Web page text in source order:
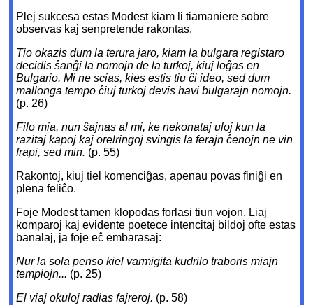
Plej sukcesa estas Modest kiam li tiamaniere sobre
observas kaj senpretende rakontas.
Tio okazis dum la terura jaro, kiam la bulgara registaro
decidis ŝanĝi la nomojn de la turkoj, kiuj loĝas en
Bulgario. Mi ne scias, kies estis tiu ĉi ideo, sed dum
mallonga tempo ĉiuj turkoj devis havi bulgarajn nomojn.
(p. 26)
Filo mia, nun ŝajnas al mi, ke nekonataj uloj kun la
razitaj kapoj kaj orelringoj svingis la ferajn ĉenojn ne vin
frapi, sed min. (p. 55)
Rakontoj, kiuj tiel komenciĝas, apenau povas finiĝi en
plena feliĉo.
Foje Modest tamen klopodas forlasi tiun vojon. Liaj
komparoj kaj evidente poetece intencitaj bildoj ofte estas
banalaj, ja foje eĉ embarasaj:
Nur la sola penso kiel varmigita kudrilo traboris miajn
tempiojn... (p. 25)
El viaj okuloj radias fajreroj. (p. 58)